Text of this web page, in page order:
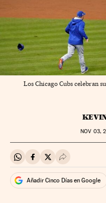
Los Chicago Cubs celebran
NOV 03,
Compartir en Whatsapp
Compartir en
Compartir en
Desplegar
Añadir Cinco Días en Google